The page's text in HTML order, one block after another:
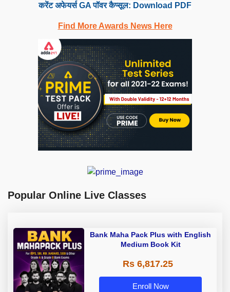
करेंट अफेयर्स GA पॉवर कैप्सूल: Download PDF
Find More Awards News Here
Popular Online Live Classes
Bank Maha Pack Plus with English
Medium Book Kit
Rs 6,817.25
Enroll Now